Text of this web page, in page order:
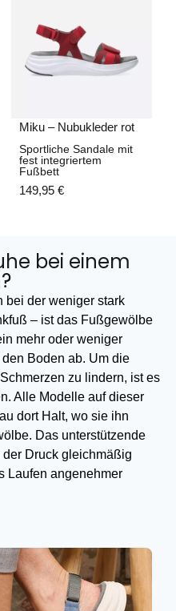
Miku – Nubukleder rot
Sportliche Sandale mit
fest integriertem
Fußbett
149,95 €
bei einem
bei der weniger stark
– ist das Fußgewölbe
mehr oder weniger
Boden ab. Um die
zu lindern, ist es
Alle Modelle auf dieser
dort Halt, wo sie ihn
Das unterstützende
der Druck gleichmäßig
Laufen angenehmer